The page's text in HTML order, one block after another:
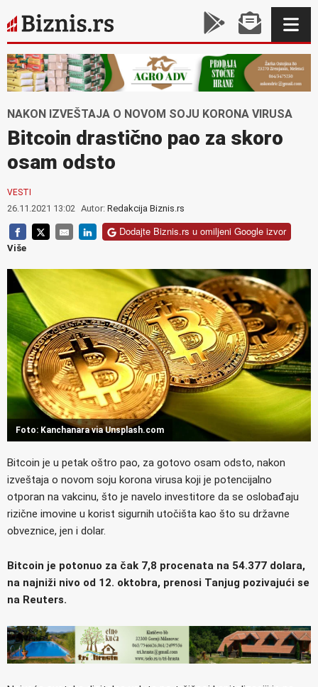
NAKON IZVEŠTAJA O NOVOM SOJU KORONA VIRUSA
Bitcoin drastično pao za skoro
osam odsto
VESTI
26.11.2021 13:02 Autor: Redakcija Biznis.rs
Dodajte Biznis.rs u omiljeni Google izvor
Više
Foto: Kanchanara via Unsplash.com
Bitcoin je u petak oštro pao, za gotovo osam odsto, nakon
izveštaja o novom soju korona virusa koji je potencijalno
otporan na vakcinu, što je navelo investitore da se oslobađaju
rizične imovine u korist sigurnih utočišta kao što su državne
obveznice, jen i dolar.
Bitcoin je potonuo za čak 7,8 procenata na 54.377 dolara,
na najniži nivo od 12. oktobra, prenosi Tanjug pozivajući se
na Reuters.